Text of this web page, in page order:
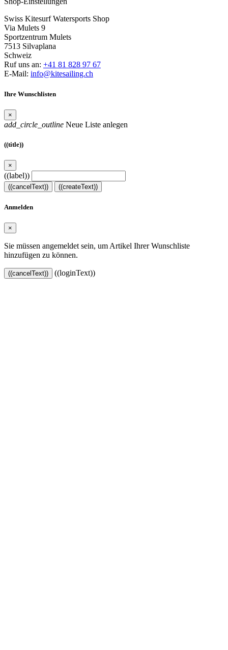
Swiss Kitesurf Watersports Shop
Via Mulets 9
Sportzentrum Mulets
7513 Silvaplana
Schweiz
Ruf uns an: +41 81 828 97 67
E-Mail: info@kitesailing.ch
Ihre Wunschlisten
×
add_circle_outline Neue Liste anlegen
((title))
×
((label))
((cancelText)) ((createText))
Anmelden
×
Sie müssen angemeldet sein, um Artikel Ihrer Wunschliste
hinzufügen zu können.
((cancelText)) ((loginText))